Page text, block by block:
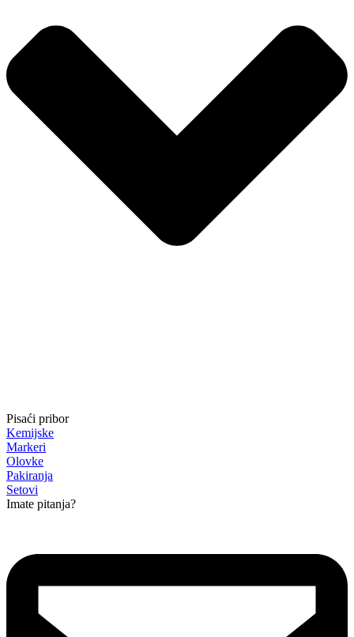
Pisaći pribor
Kemijske
Markeri
Olovke
Pakiranja
Setovi
Imate pitanja?